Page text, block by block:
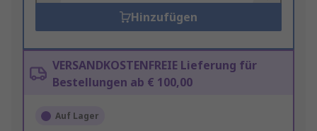
Hinzufügen
VERSANDKOSTENFREIE Lieferung für
Bestellungen ab € 100,00
Auf Lager